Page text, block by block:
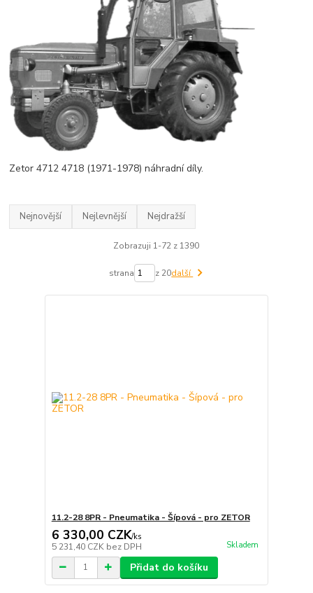
Zetor 4712 4718 (1971-1978) náhradní díly.
Nejnovější Nejlevnější Nejdražší
Zobrazuji 1-72 z 1390
strana z 20další
11.2-28 8PR - Pneumatika - Šípová - pro ZETOR
6 330,00 CZK/ks
5 231,40 CZK bez DPH Skladem
Přidat do košíku